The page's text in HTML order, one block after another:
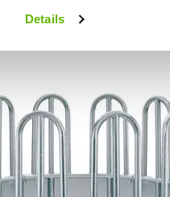
Details